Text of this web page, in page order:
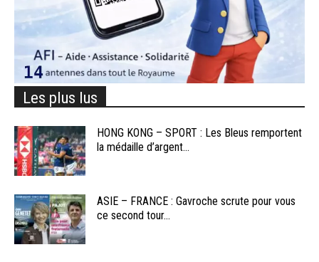
Les plus lus
HONG KONG – SPORT : Les Bleus remportent
la médaille d’argent...
ASIE – FRANCE : Gavroche scrute pour vous
ce second tour...